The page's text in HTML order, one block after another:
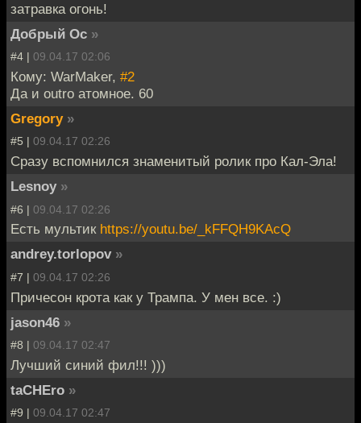
затравка огонь!
Добрый Ос »
#4 | 09.04.17 02:06
Кому: WarMaker, #2
Да и outro атомное. 60
Gregory »
#5 | 09.04.17 02:26
Сразу вспомнился знаменитый ролик про Кал-Эла!
Lesnoy »
#6 | 09.04.17 02:26
Есть мультик https://youtu.be/_kFFQH9KAcQ
andrey.torlopov »
#7 | 09.04.17 02:26
Причесон крота как у Трампа. У мен все. :)
jason46 »
#8 | 09.04.17 02:47
Лучший синий фил!!! )))
taCHEro »
#9 | 09.04.17 02:47